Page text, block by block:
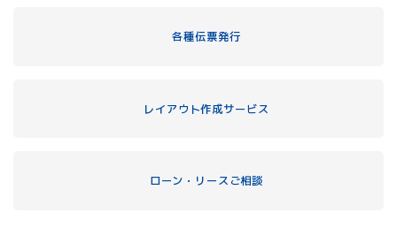
各種伝票発行
レイアウト作成サービス
ローン・リースご相談